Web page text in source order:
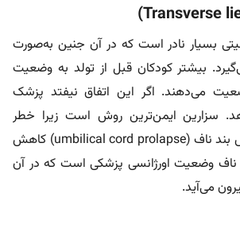
بسیار نادر است که در آن جنین به‌صورت
بیشتر کودکان قبل از تولد به وضعیت
می‌دهند. اگر این اتفاق نیفتد پزشک
سزارین ایمن‌ترین روش است زیرا خطر
فروافتادگی یا پرولاپس بند ناف (umbilical cord prolapse) کاهش
ناف وضعیت اورژانسی پزشکی است که در آن
می‌آید.